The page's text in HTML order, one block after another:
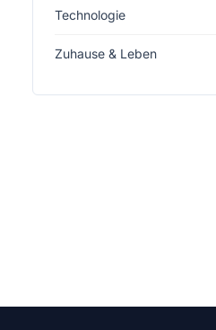
Technologie
Zuhause & Leben